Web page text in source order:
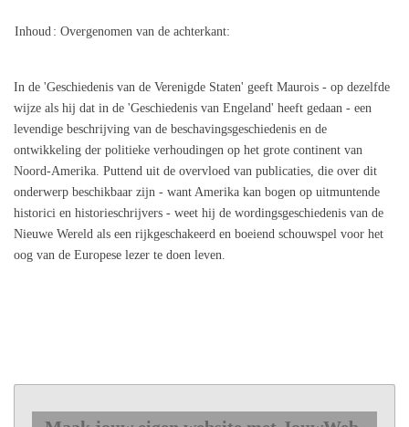
Inhoud : Overgenomen van de achterkant:
In de 'Geschiedenis van de Verenigde Staten' geeft Maurois - op dezelfde
wijze als hij dat in de 'Geschiedenis van Engeland' heeft gedaan - een
levendige beschrijving van de beschavingsgeschiedenis en de
ontwikkeling der politieke verhoudingen op het grote continent van
Noord-Amerika. Puttend uit de overvloed van publicaties, die over dit
onderwerp beschikbaar zijn - want Amerika kan bogen op uitmuntende
historici en historieschrijvers - weet hij de wordingsgeschiedenis van de
Nieuwe Wereld als een rijkgeschakeerd en boeiend schouwspel voor het
oog van de Europese lezer te doen leven.